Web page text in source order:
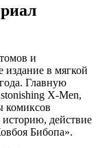
и
издание в мягкой
Главную
X-Men,
комиксов
действие
Бибопа».